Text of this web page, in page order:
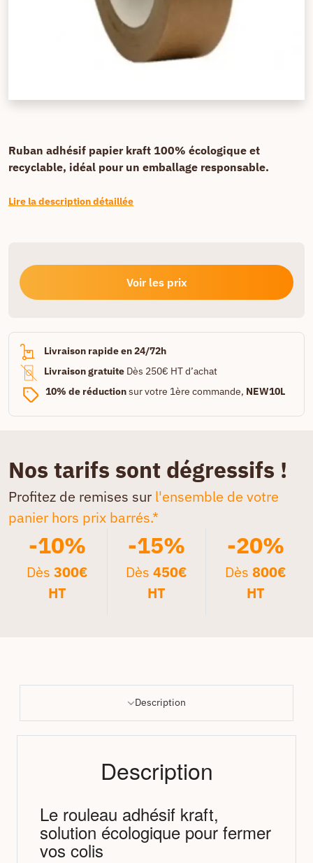
Ruban adhésif papier kraft 100% écologique et
recyclable, idéal pour un emballage responsable.
Lire la description détaillée
Voir les prix
Livraison rapide en 24/72h
Livraison gratuite Dès 250€ HT d’achat
10% de réductionsur votre 1ère commande, NEW10L
Nos tarifs sont dégressifs !
Profitez de remises sur l'ensemble de votre
panier hors prix barrés.*
-10%
Dès300€
HT
-15%
Dès 450€
HT
-20%
Dès 800€
HT
Description
Description
Le rouleau adhésif kraft,
solution écologique pour fermer
vos colis